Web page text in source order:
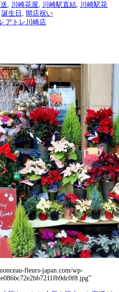
川崎花屋 川崎駅直結
川崎駅花
誕生日
開店祝い
アトレ川崎店
fleurs-japan.com/wp-